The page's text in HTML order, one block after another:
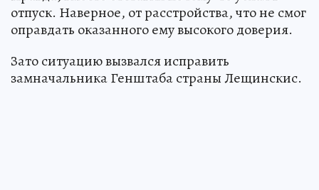
отпуск. Наверное, от расстройства, что не смог
оправдать оказанного ему высокого доверия.
Зато ситуацию вызвался исправить
замначальника Генштаба страны Лещинскис.